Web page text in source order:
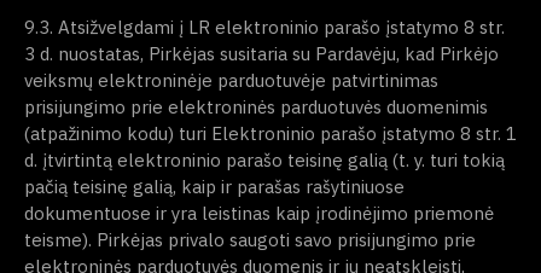
9.3. Atsižvelgdami į LR elektroninio parašo įstatymo 8 str.
3 d. nuostatas, Pirkėjas susitaria su Pardavėju, kad Pirkėjo
veiksmų elektroninėje parduotuvėje patvirtinimas
prisijungimo prie elektroninės parduotuvės duomenimis
(atpažinimo kodu) turi Elektroninio parašo įstatymo 8 str. 1
d. įtvirtintą elektroninio parašo teisinę galią (t. y. turi tokią
pačią teisinę galią, kaip ir parašas rašytiniuose
dokumentuose ir yra leistinas kaip įrodinėjimo priemonė
teisme). Pirkėjas privalo saugoti savo prisijungimo prie
elektroninės parduotuvės duomenis ir jų neatskleisti,